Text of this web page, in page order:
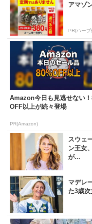
アマゾ
PR(ハー
Amazon今日も見逃せない
OFF以上が続々登場
PR(Amazon)
スウェ
ン王女
が...
マデレ
た3歳次